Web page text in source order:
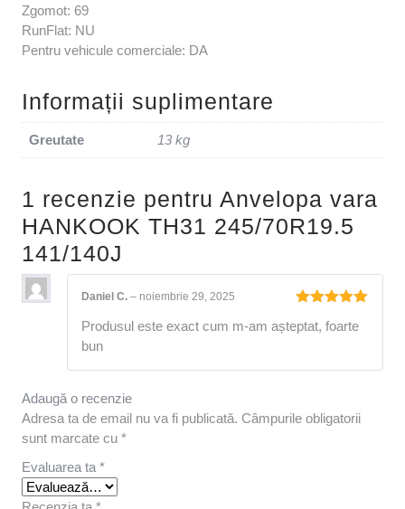
Zgomot: 69
RunFlat: NU
Pentru vehicule comerciale: DA
Informații suplimentare
Greutate 13 kg
1 recenzie pentru Anvelopa vara
HANKOOK TH31 245/70R19.5
141/140J
5din 5
Daniel C. – noiembrie 29, 2025
Produsul este exact cum m-am așteptat, foarte
bun
Adaugă o recenzie
Adresa ta de email nu va fi publicată. Câmpurile obligatorii
sunt marcate cu *
Evaluarea ta *